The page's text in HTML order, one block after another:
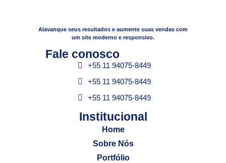
Alavanque seus resultados e aumente suas vendas com
um site moderno e responsivo.
Fale conosco​
+55 11 94075-8449
+55 11 94075-8449
+55 11 94075-8449
Institucional​
Home
Sobre Nós
Portfólio